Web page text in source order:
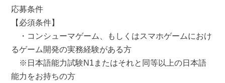
応募条件
【必須条件】
・コンシューマゲーム、もしくはスマホゲームにおけ
るゲーム開発の実務経験がある方
※日本語能力試験N1またはそれと同等以上の日本語
能力をお持ちの方